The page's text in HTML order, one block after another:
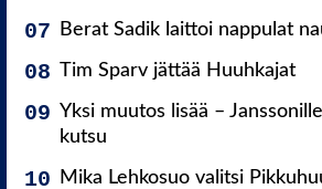
Berat Sadik laittoi nappulat
Tim Sparv jättää Huuhkajat
Yksi muutos lisää –
kutsu
Mika Lehkosuo valitsi